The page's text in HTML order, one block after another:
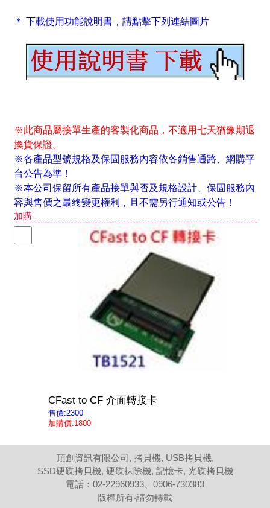
＊ 下載使用功能說明書，請點擊下列連結圖片
※此商品屬接單生產的客製化商品，不適用七天猶豫期退
換貨保證。
※各產品型號規格及保固服務內容依各銷售通路、網購平
台公告為準！
※本公司保留所有產品接單與否及規格設計、保固服務內
容與售價之最終變更權利，且不需另行通知或公告！
加購
CFast to CF 介面轉接卡
售價:2300
加購價:1800
頂創資訊有限公司, 拷貝機, USB拷貝機,
SSD硬碟拷貝機, 硬碟抹除機, 記憶卡, 光碟拷貝機
電話：02-22960933、0906-730383
版權所有‧請勿轉載